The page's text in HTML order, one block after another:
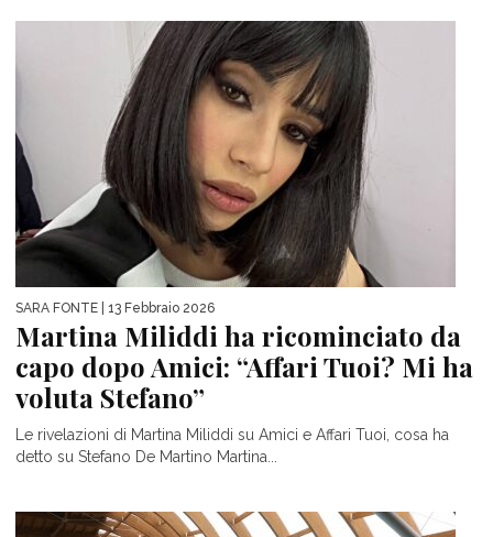
SARA FONTE | 13 Febbraio 2026
Martina Miliddi ha ricominciato da
capo dopo Amici: “Affari Tuoi? Mi ha
voluta Stefano”
Le rivelazioni di Martina Miliddi su Amici e Affari Tuoi, cosa ha
detto su Stefano De Martino Martina...